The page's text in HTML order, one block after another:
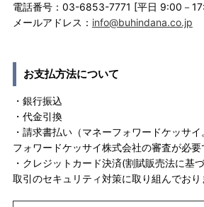
電話番号：03-6853-7771 [平日 9:00－
メールアドレス： info@buhindana.co.jp
お支払方法について
・銀行振込
・代金引換
・請求書払い（マネーフォワードケッサ
フォワードケッサイ株式会社の審査が必要
・クレジットカード決済(割賦販売法に基
取引のセキュリティ対策に取り組んでおり